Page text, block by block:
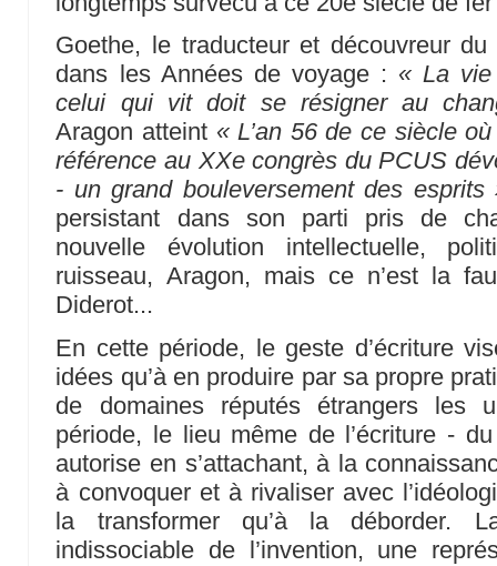
Goethe, le traducteur et découvreur du
dans les Années de voyage : « La vie
celui qui vit doit se résigner au
Aragon atteint « L’an 56 de ce siècle
référence au XXe congrès du PCUS
- un grand bouleversement des esprits
persistant dans son parti pris de
nouvelle évolution intellectuelle,
ruisseau, Aragon, mais ce n’est la
Diderot...
En cette période, le geste d’écriture
idées qu’à en produire par sa propre
de domaines réputés étrangers les
période, le lieu même de l’écriture -
autorise en s’attachant, à la
à convoquer et à rivaliser avec
la transformer qu’à la déborder.
indissociable de l’invention, une